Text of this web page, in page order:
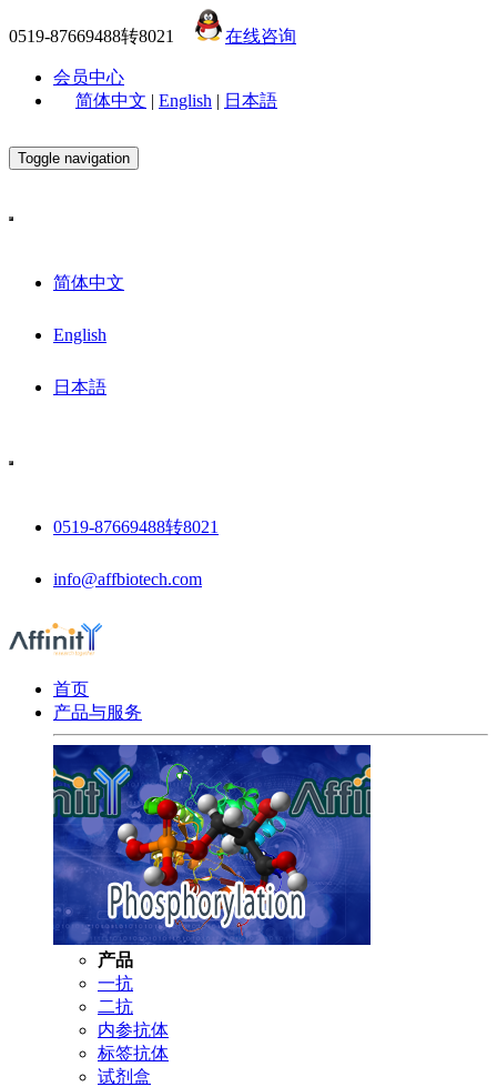
0519-87669488转8021 在线咨询
会员中心
简体中文 | English | 日本語
Toggle navigation
简体中文
English
日本語
0519-87669488转8021
info@affbiotech.com
首页
产品与服务
产品
一抗
二抗
内参抗体
标签抗体
试剂盒